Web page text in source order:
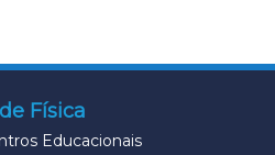
Física
Educacionais